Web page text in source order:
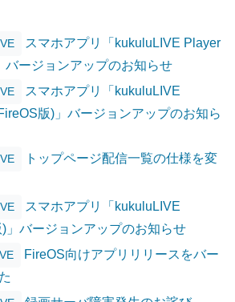
スマホアプリ「kukuluLIVE Player
バージョンアップのお知らせ
スマホアプリ「kukuluLIVE
版)」バージョンアップのお知ら
トップページ配信一覧の仕様を変
スマホアプリ「kukuluLIVE
」バージョンアップのお知らせ
FireOS向けアプリリリースをバー